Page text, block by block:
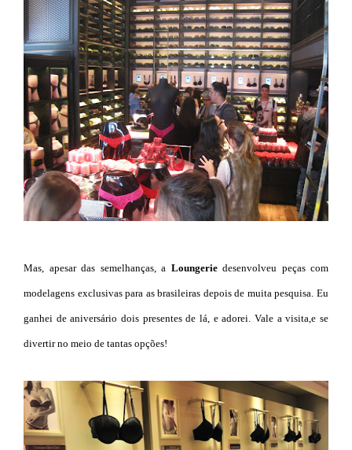
Mas, apesar das semelhanças, a Loungeriedesenvolveu peças com
modelagens exclusivas para as brasileiras depois de muita pesquisa. Eu
ganhei de aniversário dois presentes de lá, e adorei. Vale a visita,e se
divertir no meio de tantas opções!